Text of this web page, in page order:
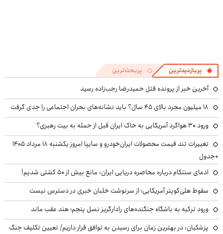
پربازدیدترین پربحث‌ترین
آخرین خبر از پرونده قتل حمیدرضا رجب‌زاده رسید
۱۸ میلیون مجرد بالای ۴۵ سال؟ باید نشانه‌های بحران اجتماعی را جدی گرفت
ورود ۳۰ هواگرد آمریکایی به خاک ایران قبل از حمله به بیت رهبری؟
تغییرات تند قیمت محصولات ایران‌خودرو و سایپا امروز یکشنبه ۱۸ مرداد ۱۴۰۵
+جدول
ادعای سنتکام درباره محاصره دریایی ایران: مانع بیش از ۵۰ کشتی شدیم!
سقوط هلی‌کوپتر آمریکایی؛ از سرنوشت خلبان خبری در دسترس نیست
ورود ترکیه به باشگاه جنگنده‌های رادارگریز نسل پنجم؛ هند عقب ماند
پزشکیان‌: در بهترین زمان برای رسیدن به توافق قرار داریم/ تعیین تکلیف جنگ